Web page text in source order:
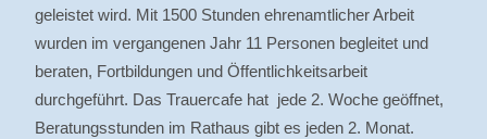
geleistet wird. Mit 1500 Stunden ehrenamtlicher Arbeit
wurden im vergangenen Jahr 11 Personen begleitet und
beraten, Fortbildungen und Öffentlichkeitsarbeit
durchgeführt. Das Trauercafe hat jede 2. Woche geöffnet,
Beratungsstunden im Rathaus gibt es jeden 2. Monat.